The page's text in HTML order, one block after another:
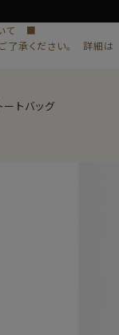
て ■
了承ください。 詳細は
トバッグ